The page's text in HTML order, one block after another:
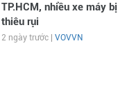
TP.HCM, nhiều xe máy bị
thiêu rụi
2 ngày trước | VOVVN